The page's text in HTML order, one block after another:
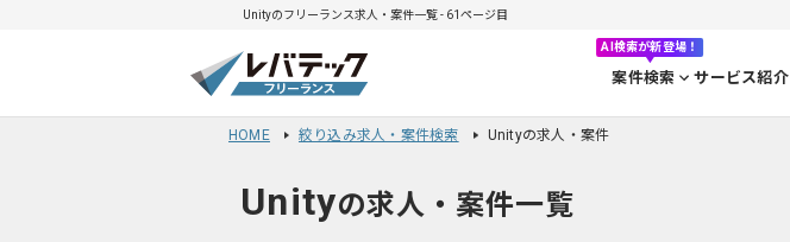
Unityのフリーランス求人・案件一覧 - 61ページ目
AI検索が新登場！
案件検索 サービス紹介
HOME 絞り込み求人・案件検索 Unityの求人・案件
Unityの求人・案件一覧